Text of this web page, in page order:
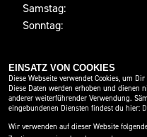
Samstag:
Sonntag:
SOCIAL MEDIA
EINSATZ VON COOKIES
Diese Webseite verwendet Cookies, um
Diese Daten werden erhoben und
anderer weiterführender Verwendung.
eingebundenen Diensten findest du hier:
Wir verwenden auf dieser Website